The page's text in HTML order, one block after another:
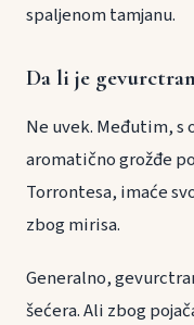
spaljenom tamjanu.
Da li je
Ne uvek. Međutim, s
aromatično grožđe
Torrontesa, imaće
zbog mirisa.
Generalno,
šećera. Ali zbog